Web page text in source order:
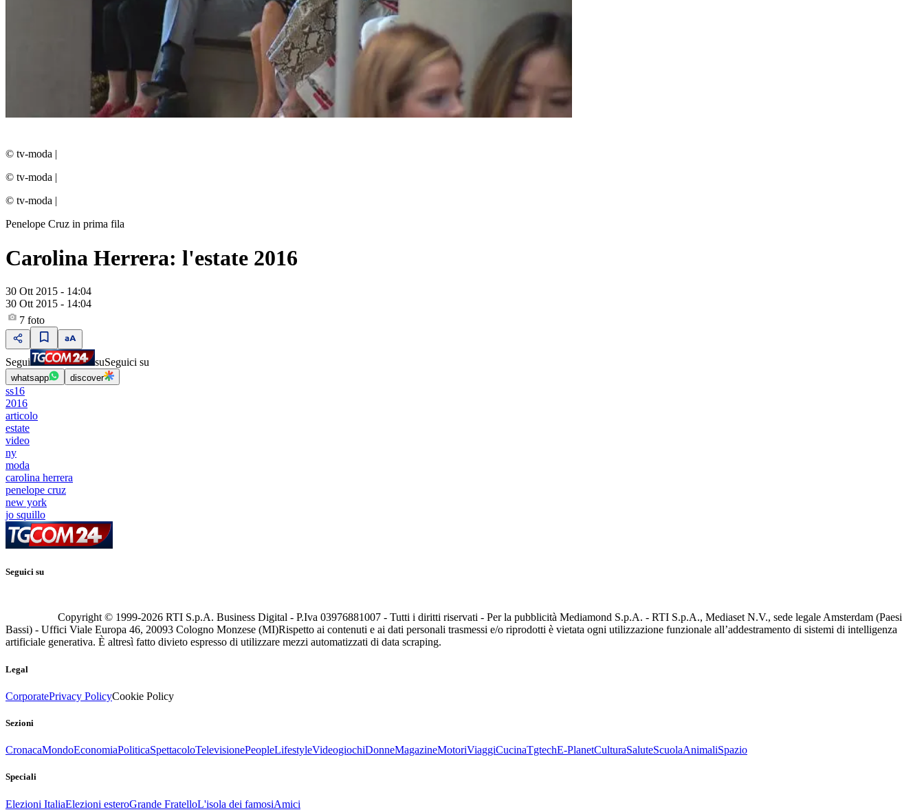
© tv-moda |
© tv-moda |
© tv-moda |
Penelope Cruz in prima fila
Carolina Herrera: l'estate 2016
30 Ott 2015 - 14:04
30 Ott 2015 - 14:04
7 foto
Segui suSeguici su
whatsapp discover
ss16
2016
articolo
estate
video
ny
moda
carolina herrera
penelope cruz
new york
jo squillo
Seguici su
Copyright © 1999-2026 RTI S.p.A. Business Digital - P.Iva 03976881007 - Tutti i diritti riservati - Per la pubblicità Mediamond S.p.A. - RTI S.p.A., Mediaset N.V., sede legale Amsterdam (Paesi
Bassi) - Uffici Viale Europa 46, 20093 Cologno Monzese (MI)Rispetto ai contenuti e ai dati personali trasmessi e/o riprodotti è vietata ogni utilizzazione funzionale all’addestramento di sistemi di intelligenza
artificiale generativa. È altresì fatto divieto espresso di utilizzare mezzi automatizzati di data scraping.
Legal
CorporatePrivacy PolicyCookie Policy
Sezioni
CronacaMondoEconomiaPoliticaSpettacoloTelevisionePeopleLifestyleVideogiochiDonneMagazineMotoriViaggiCucinaTgtechE-PlanetCulturaSaluteScuolaAnimaliSpazio
Speciali
Elezioni ItaliaElezioni esteroGrande FratelloL'isola dei famosiAmici